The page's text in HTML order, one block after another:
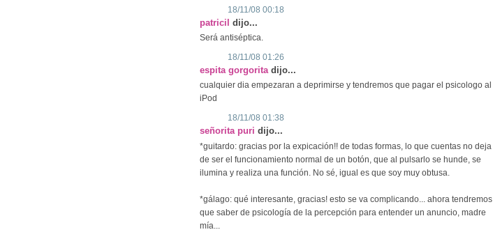
18/11/08 00:18
patricil dijo...
Será antiséptica.
18/11/08 01:26
espita gorgorita dijo...
cualquier dia empezaran a deprimirse y tendremos que pagar el psicologo al
iPod
18/11/08 01:38
señorita puri dijo...
*guitardo: gracias por la expicación!! de todas formas, lo que cuentas no deja
de ser el funcionamiento normal de un botón, que al pulsarlo se hunde, se
ilumina y realiza una función. No sé, igual es que soy muy obtusa.
*gálago: qué interesante, gracias! esto se va complicando... ahora tendremos
que saber de psicología de la percepción para entender un anuncio, madre
mía...